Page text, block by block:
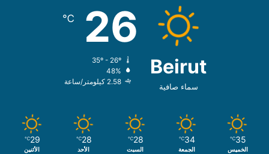
Beirut
سماء صافية
26
℃
48%
2.58 كيلومتر/ساعة
35
℃
الخميس
34
℃
الجمعة
28
℃
السبت
28
℃
الأحد
29
℃
الأثنين